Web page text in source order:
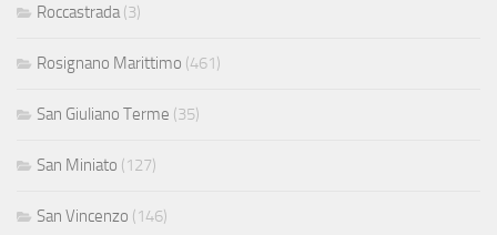
Roccastrada (3)
Rosignano Marittimo (461)
San Giuliano Terme (35)
San Miniato (127)
San Vincenzo (146)